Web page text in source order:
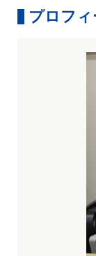
プロフィ